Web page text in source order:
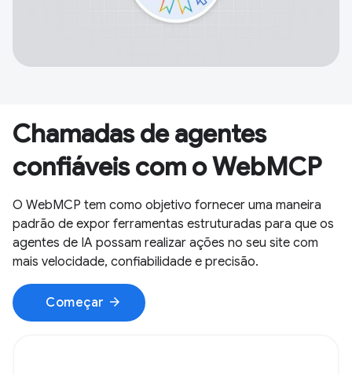
Chamadas de agentes
confiáveis com o WebMCP
O WebMCP tem como objetivo fornecer uma maneira
padrão de expor ferramentas estruturadas para que os
agentes de IA possam realizar ações no seu site com
mais velocidade, confiabilidade e precisão.
Começar arrow_forward